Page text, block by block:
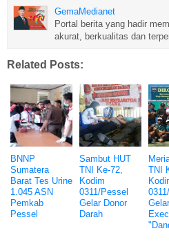
GemaMedianet
Portal berita yang hadir
akurat, berkualitas dan
Related Posts:
BNNP
Sumatera
Barat Tes Urine
1.045 ASN
Pemkab
Pessel
Sambut HUT
TNI Ke-72,
Kodim
0311/Pessel
Gelar Donor
Darah
TNI